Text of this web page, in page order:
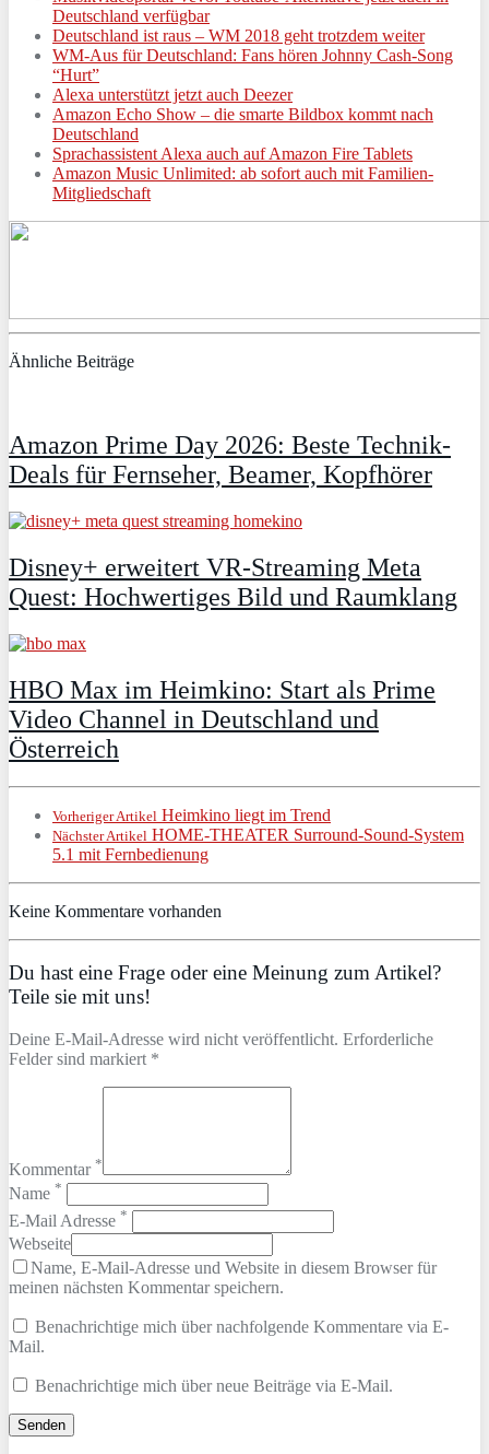
Deutschland verfügbar
Deutschland ist raus – WM 2018 geht trotzdem weiter
WM-Aus für Deutschland: Fans hören Johnny Cash-Song
“Hurt”
Alexa unterstützt jetzt auch Deezer
Amazon Echo Show – die smarte Bildbox kommt nach
Deutschland
Sprachassistent Alexa auch auf Amazon Fire Tablets
Amazon Music Unlimited: ab sofort auch mit Familien-
Mitgliedschaft
Ähnliche Beiträge
Amazon Prime Day 2026: Beste Technik-
Deals für Fernseher, Beamer, Kopfhörer
Disney+ erweitert VR‑Streaming Meta
Quest: Hochwertiges Bild und Raumklang
HBO Max im Heimkino: Start als Prime
Video Channel in Deutschland und
Österreich
Vorheriger Artikel Heimkino liegt im Trend
Nächster Artikel HOME-THEATER Surround-Sound-System
5.1 mit Fernbedienung
Keine Kommentare vorhanden
Du hast eine Frage oder eine Meinung zum Artikel?
Teile sie mit uns!
Deine E-Mail-Adresse wird nicht veröffentlicht. Erforderliche
Felder sind markiert *
Kommentar *
Name *
E-Mail Adresse *
Webseite
Name, E-Mail-Adresse und Website in diesem Browser für
meinen nächsten Kommentar speichern.
Benachrichtige mich über nachfolgende Kommentare via E-
Mail.
Benachrichtige mich über neue Beiträge via E-Mail.